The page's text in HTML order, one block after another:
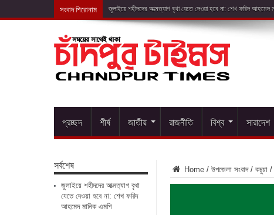
সংবাদ শিরোনাম চাঁদপুর
প্রচ্ছদ শীর্ষ জাতীয় রাজনীতি বিশ্ব সারাদেশ
Home / উপজেলা সংবাদ / কচুয়া /
সর্বশেষ
জুলাইয়ে শহীদদের আত্মত্যাগ বৃথা
যেতে দেওয়া হবে না: শেখ ফরিদ
আহমেদ মানিক এমপি